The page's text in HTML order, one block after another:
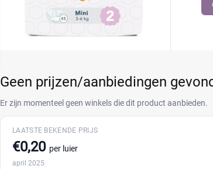
Geen prijzen/aanbiedingen
Er zijn momenteel geen winkels die dit product aanbieden.
LAATSTE BEKENDE PRIJS
€0,20 per luier
april 2025